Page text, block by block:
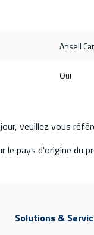
Ansell
Oui
veuillez vous
le pays d'origine du
Solutions &